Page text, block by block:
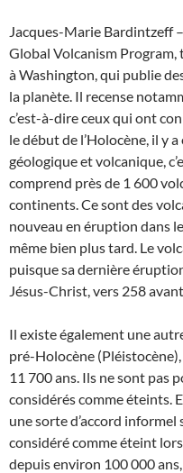
Jacques-Marie Bardintzeff
Global Volcanism
à Washington, qui publie
la planète. Il recense
c’est-à-dire ceux qui ont
le début de l’Holocène, il y
géologique et volcanique,
comprend près de 1 600
continents. Ce sont des
nouveau en éruption dans
même bien plus tard. Le
puisque sa dernière
Jésus-Christ, vers 258
Il existe également une
pré-Holocène
11 700 ans. Ils ne sont pas
considérés comme éteints.
une sorte d’accord
considéré comme éteint
depuis environ 100 000